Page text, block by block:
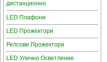
дистанционно
LED Плафони
LED Прожектори
Релсови Прожектори
LED Улично Осветление